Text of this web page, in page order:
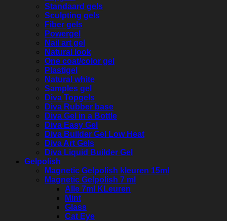
Standaard gels
Sculpting gels
Fiber gels
Powergel
Nail art gel
Natural look
One coat/color gel
Plastigel
Natural white
Samples gel
Diva Topgels
Diva Rubber base
Diva Gel in a Bottle
Diva Easy Gel
Diva Builder Gel Low Heat
Diva Art Gels
Diva Liquid Builder Gel
Gelpolish
Magnetic Gelpolish kleuren 15ml
Magnetic Gelpolish 7 ml
Alle 7ml KLeuren
Mint
Glass
Cat Eye